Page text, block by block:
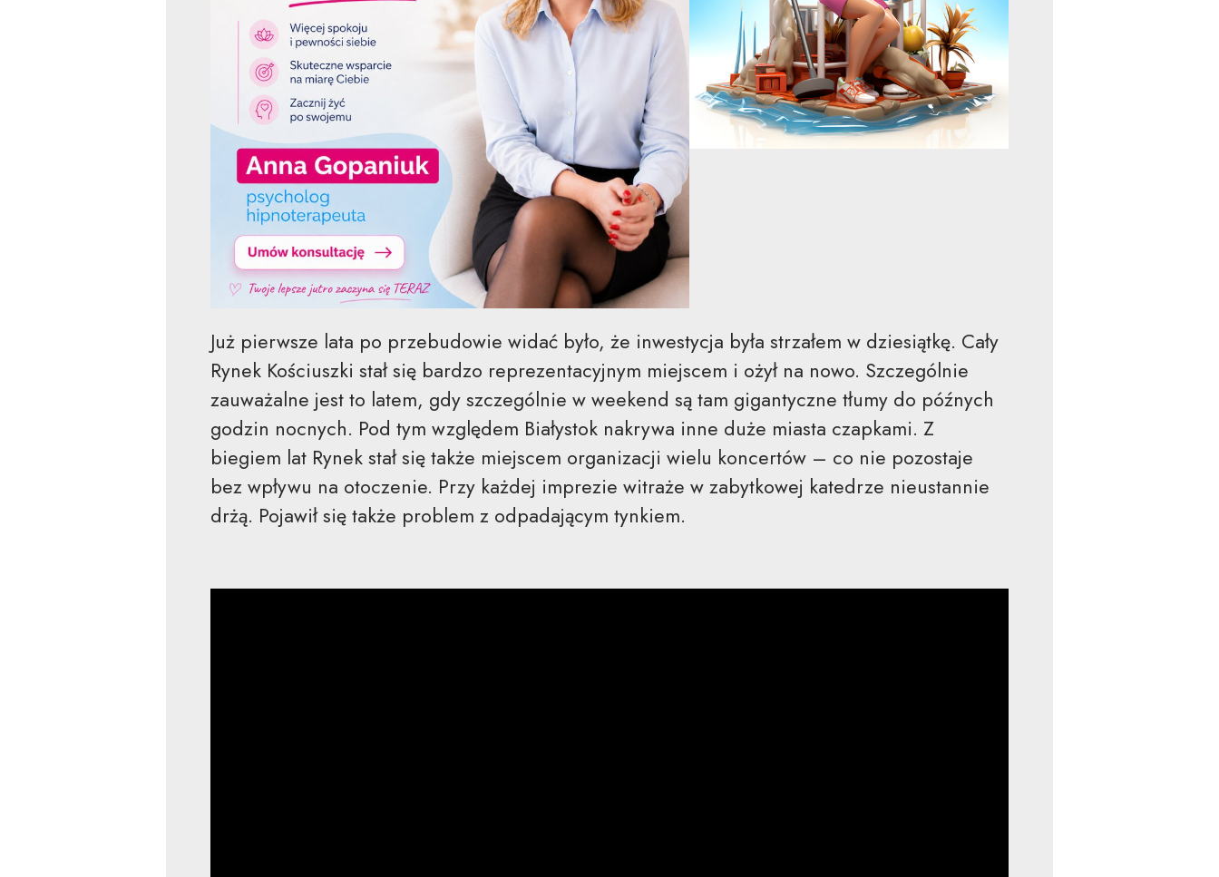
Już pierwsze lata po przebudowie widać było, że inwestycja była strzałem w dziesiątkę. Cały
Rynek Kościuszki stał się bardzo reprezentacyjnym miejscem i ożył na nowo. Szczególnie
zauważalne jest to latem, gdy szczególnie w weekend są tam gigantyczne tłumy do późnych
godzin nocnych. Pod tym względem Białystok nakrywa inne duże miasta czapkami. Z
biegiem lat Rynek stał się także miejscem organizacji wielu koncertów – co nie pozostaje
bez wpływu na otoczenie. Przy każdej imprezie witraże w zabytkowej katedrze nieustannie
drżą. Pojawił się także problem z odpadającym tynkiem.